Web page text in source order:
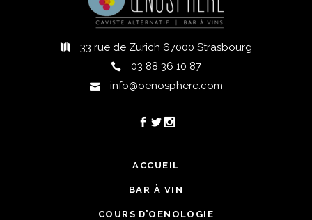
33 rue de Zurich 67000 Strasbourg
03 88 36 10 87
info@oenosphere.com
ACCUEIL
BAR À VIN
COURS D’OENOLOGIE